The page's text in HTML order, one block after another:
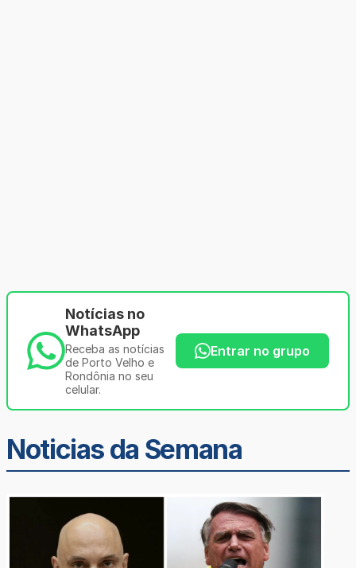
Notícias no
WhatsApp
Receba as notícias
de Porto Velho e
Rondônia no seu
celular.
Entrar no grupo
Noticias da Semana